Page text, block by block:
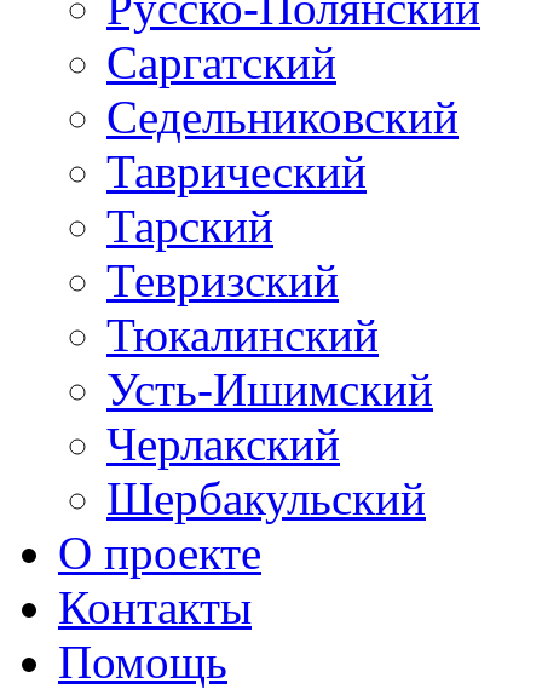
Саргатский
Седельниковский
Таврический
Тарский
Тевризский
Тюкалинский
Усть-Ишимский
Черлакский
Шербакульский
О проекте
Контакты
Помощь